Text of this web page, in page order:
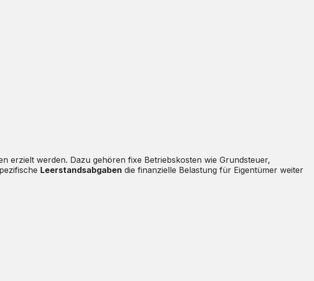
erzielt werden. Dazu gehören fixe Betriebskosten wie Grundsteuer,
Leerstandsabgaben die finanzielle Belastung für Eigentümer weiter